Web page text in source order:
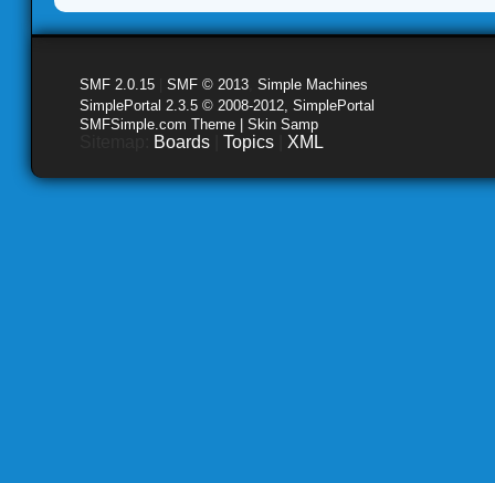
SMF 2.0.15 SMF © 2013 Simple Machines
SimplePortal 2.3.5 © 2008-2012, SimplePortal
SMFSimple.com Theme | Skin Samp
Boards Topics XML